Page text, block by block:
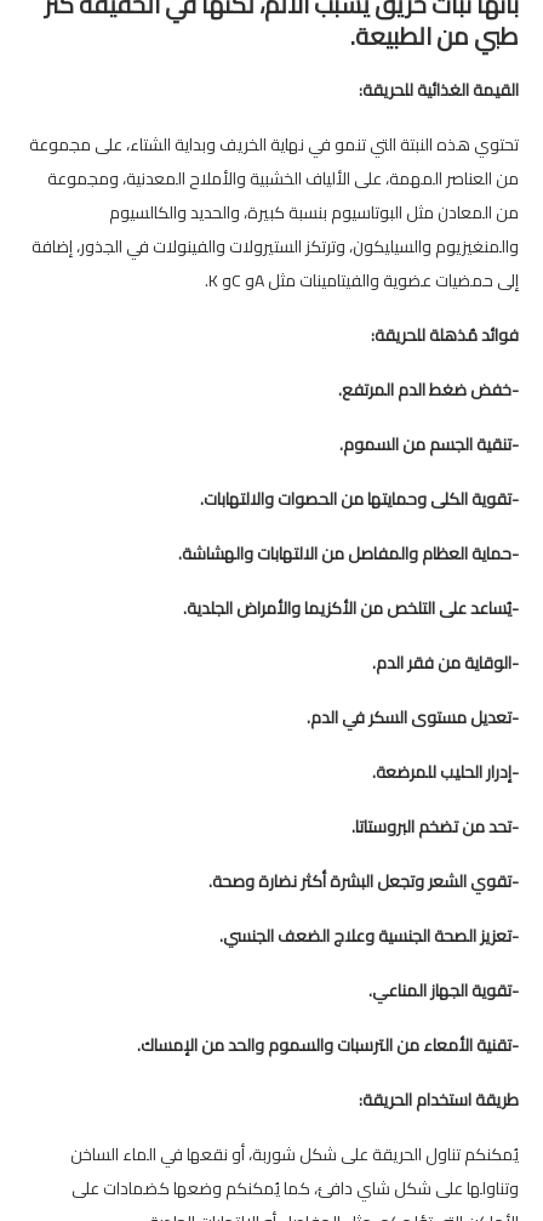
طبي من الطبيعة.
القيمة الغذائية للحريقة:
تحتوي هذه النبتة التي تنمو في نهاية الخريف وبداية الشتاء، على مجموعة
من العناصر المهمة، على الألياف الخشبية والأملاح المعدنية، ومجموعة
من المعادن مثل البوتاسيوم بنسبة كبيرة، والحديد والكالسيوم
والمنغيزيوم والسيليكون، وترتكز الستيرولات والفينولات في الجذور، إضافة
إلى حمضيات عضوية والفيتامينات مثل Aو Cو K.
فوائد مُذهلة للحريقة:
-خفض ضغط الدم المرتفع.
-تنقية الجسم من السموم.
-تقوية الكلى وحمايتها من الحصوات والالتهابات.
-حماية العظام والمفاصل من الالتهابات والهشاشة.
-يُساعد على التلخص من الأكزيما والأمراض الجلدية.
-الوقاية من فقر الدم.
-تعديل مستوى السكر في الدم.
-إدرار الحليب للمرضعة.
-تحد من تضخم البروستاتا.
-تقوي الشعر وتجعل البشرة أكثر نضارة وصحة.
-تعزيز الصحة الجنسية وعلاج الضعف الجنسي.
-تقوية الجهاز المناعي.
-تقنية الأمعاء من الترسبات والسموم والحد من الإمساك.
طريقة استخدام الحريقة:
يُمكنكم تناول الحريقة على شكل شوربة، أو نقعها في الماء الساخن
وتناولها على شكل شاي دافئ، كما يُمكنكم وضعها كضمادات على